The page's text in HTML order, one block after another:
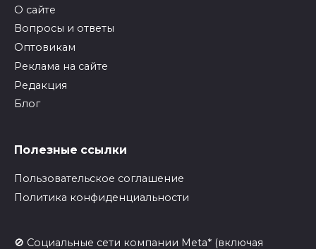
О сайте
Вопросы и ответы
Оптовикам
Реклама на сайте
Редакция
Блог
Полезные ссылки
Пользовательское соглашение
Политика конфиденциальности
🚫 Социальные сети компании Meta* (включая